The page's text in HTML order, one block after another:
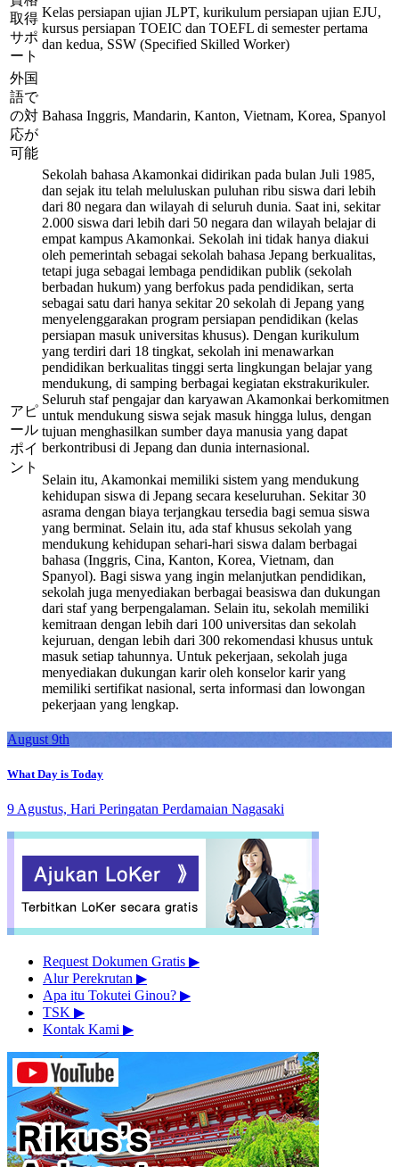
取得
サポ
ート
Kelas persiapan ujian JLPT, kurikulum persiapan ujian EJU,
kursus persiapan TOEIC dan TOEFL di semester pertama
dan kedua, SSW (Specified Skilled Worker)
外国
語で
の対
応が
可能
Bahasa Inggris, Mandarin, Kanton, Vietnam, Korea, Spanyol
アピ
ール
ポイ
ント
Sekolah bahasa Akamonkai didirikan pada bulan Juli 1985,
dan sejak itu telah meluluskan puluhan ribu siswa dari lebih
dari 80 negara dan wilayah di seluruh dunia. Saat ini, sekitar
2.000 siswa dari lebih dari 50 negara dan wilayah belajar di
empat kampus Akamonkai. Sekolah ini tidak hanya diakui
oleh pemerintah sebagai sekolah bahasa Jepang berkualitas,
tetapi juga sebagai lembaga pendidikan publik (sekolah
berbadan hukum) yang berfokus pada pendidikan, serta
sebagai satu dari hanya sekitar 20 sekolah di Jepang yang
menyelenggarakan program persiapan pendidikan (kelas
persiapan masuk universitas khusus). Dengan kurikulum
yang terdiri dari 18 tingkat, sekolah ini menawarkan
pendidikan berkualitas tinggi serta lingkungan belajar yang
mendukung, di samping berbagai kegiatan ekstrakurikuler.
Seluruh staf pengajar dan karyawan Akamonkai berkomitmen
untuk mendukung siswa sejak masuk hingga lulus, dengan
tujuan menghasilkan sumber daya manusia yang dapat
berkontribusi di Jepang dan dunia internasional.
Selain itu, Akamonkai memiliki sistem yang mendukung
kehidupan siswa di Jepang secara keseluruhan. Sekitar 30
asrama dengan biaya terjangkau tersedia bagi semua siswa
yang berminat. Selain itu, ada staf khusus sekolah yang
mendukung kehidupan sehari-hari siswa dalam berbagai
bahasa (Inggris, Cina, Kanton, Korea, Vietnam, dan
Spanyol). Bagi siswa yang ingin melanjutkan pendidikan,
sekolah juga menyediakan berbagai beasiswa dan dukungan
dari staf yang berpengalaman. Selain itu, sekolah memiliki
kemitraan dengan lebih dari 100 universitas dan sekolah
kejuruan, dengan lebih dari 300 rekomendasi khusus untuk
masuk setiap tahunnya. Untuk pekerjaan, sekolah juga
menyediakan dukungan karir oleh konselor karir yang
memiliki sertifikat nasional, serta informasi dan lowongan
pekerjaan yang lengkap.
August 9th
What Day is Today
9 Agustus, Hari Peringatan Perdamaian Nagasaki
Request Dokumen Gratis ▶︎
Alur Perekrutan ▶︎
Apa itu Tokutei Ginou? ▶︎
TSK ▶︎
Kontak Kami ▶︎